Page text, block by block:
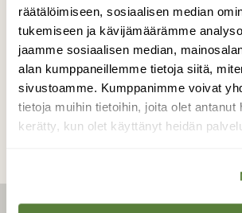
räätälöimiseen, sosiaalisen median
tukemiseen ja kävijämäärämme
jaamme sosiaalisen median,
alan kumppaneillemme tietoja siitä,
sivustoamme. Kumppanimme voivat
tietoja muihin tietoihin, joita olet antanut
kerätty, kun olet käyttänyt heidän
Kuvaaja: Atte
Kilpailun